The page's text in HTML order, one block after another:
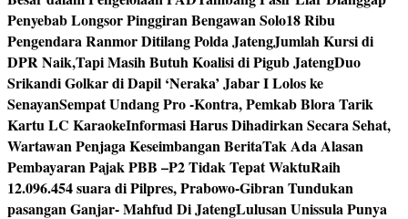
Penyebab Longsor Pinggiran Bengawan Solo18 Ribu
Pengendara Ranmor Ditilang Polda JatengJumlah Kursi di
DPR Naik,Tapi Masih Butuh Koalisi di Pigub JatengDuo
Srikandi Golkar di Dapil ‘Neraka’ Jabar I Lolos ke
SenayanSempat Undang Pro -Kontra, Pemkab Blora Tarik
Kartu LC KaraokeInformasi Harus Dihadirkan Secara Sehat,
Wartawan Penjaga Keseimbangan BeritaTak Ada Alasan
Pembayaran Pajak PBB –P2 Tidak Tepat WaktuRaih
12.096.454 suara di Pilpres, Prabowo-Gibran Tundukan
pasangan Ganjar- Mahfud Di JatengLulusan Unissula Punya